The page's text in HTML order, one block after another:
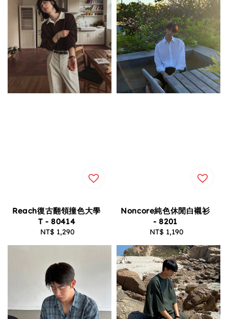
Reach復古翻領撞色大學
T - 80414
Regular
NT$ 1,290
Noncore純色休閒白襯衫
- 8201
Regular
NT$ 1,190